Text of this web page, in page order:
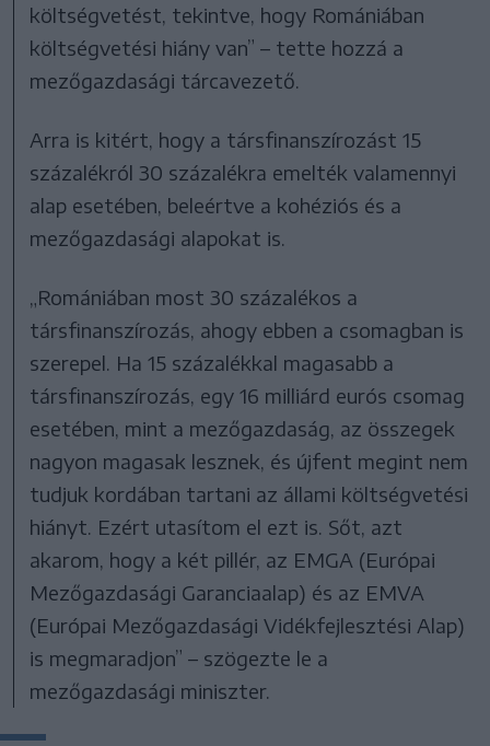
költségvetést, tekintve, hogy Romániában
költségvetési hiány van” – tette hozzá a
mezőgazdasági tárcavezető.
Arra is kitért, hogy a társfinanszírozást 15
százalékról 30 százalékra emelték valamennyi
alap esetében, beleértve a kohéziós és a
mezőgazdasági alapokat is.
„Romániában most 30 százalékos a
társfinanszírozás, ahogy ebben a csomagban is
szerepel. Ha 15 százalékkal magasabb a
társfinanszírozás, egy 16 milliárd eurós csomag
esetében, mint a mezőgazdaság, az összegek
nagyon magasak lesznek, és újfent megint nem
tudjuk kordában tartani az állami költségvetési
hiányt. Ezért utasítom el ezt is. Sőt, azt
akarom, hogy a két pillér, az EMGA (Európai
Mezőgazdasági Garanciaalap) és az EMVA
(Európai Mezőgazdasági Vidékfejlesztési Alap)
is megmaradjon” – szögezte le a
mezőgazdasági miniszter.